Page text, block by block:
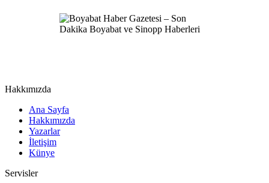
Hakkımızda
Ana Sayfa
Hakkımızda
Yazarlar
İletişim
Künye
Servisler